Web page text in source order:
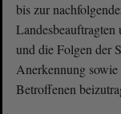
bis zur
Landesbeauftragten
und die Folgen der
Anerkennung
Betroffenen